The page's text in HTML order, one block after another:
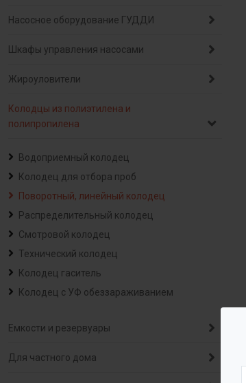
Насосное оборудование ГУДДИ
Шкафы управления насосами
Жироуловители
Колодцы из полиэтилена и
полипропилена
Водоприемный колодец
Колодец для отбора проб
Поворотный, линейный колодец
Распределительный колодец
Смотровой колодец
Технический колодец
Колодец гаситель
Колодец с УФ обеззараживанием
Емкости и резервуары
Для частного дома